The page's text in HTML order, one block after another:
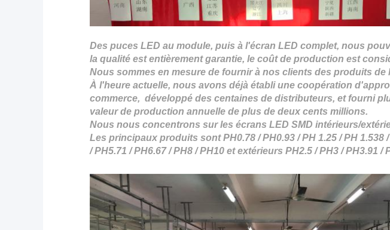
Des puces LED au module, puis à l'écran LED complet, nous
la qualité est entièrement garantie, le coût de production est
Nous sommes en mesure de fournir à nos clients des produits
À l'heure actuelle, nous avons déjà établi une coopération
commerce, développé des centaines de distributeurs, et fourni
valeur de production annuelle de plus de deux cents millions.
Nous nous concentrons sur les écrans LED SMD intérieurs/
Les principaux produits sontPH0.78 /PH0.93 / PH 1.25 /PH 1.538 /
/PH5.71 /PH6.67 / PH8 / PH10 et extérieurs PH2.5 / PH3 / PH3.91 /